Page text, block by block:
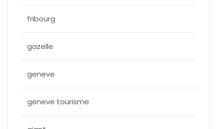
fribourg
gazelle
geneve
geneve tourisme